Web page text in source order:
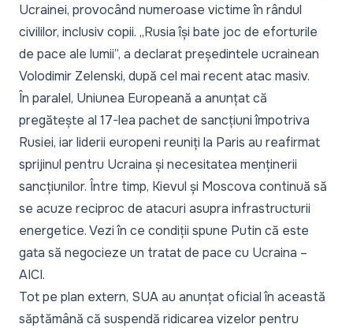
Ucrainei, provocând numeroase victime în rândul
civililor, inclusiv copii. „Rusia își bate joc de eforturile
de pace ale lumii”, a declarat președintele ucrainean
Volodimir Zelenski, după cel mai recentatac masiv.
În paralel, Uniunea Europeană a anunțat că
pregătește al 17-lea pachet de sancțiuni împotriva
Rusiei, iar liderii europeni reuniți la Paris au reafirmat
sprijinul pentru Ucraina și necesitatea menținerii
sancțiunilor. Între timp, Kievul și Moscova continuă să
se acuze reciproc de atacuri asupra infrastructurii
energetice. Vezi în ce condiții spune Putin că este
gata să negocieze un tratat de pace cu Ucraina –
AICI.
Tot pe plan extern, SUA au anunțat oficial în această
săptămână că suspendă ridicarea vizelor pentru